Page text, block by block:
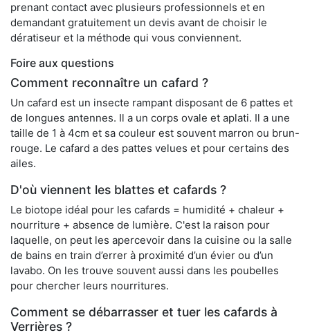
prenant contact avec plusieurs professionnels et en
demandant gratuitement un devis avant de choisir le
dératiseur et la méthode qui vous conviennent.
Foire aux questions
Comment reconnaître un cafard ?
Un cafard est un insecte rampant disposant de 6 pattes et
de longues antennes. Il a un corps ovale et aplati. Il a une
taille de 1 à 4cm et sa couleur est souvent marron ou brun-
rouge. Le cafard a des pattes velues et pour certains des
ailes.
D'où viennent les blattes et cafards ?
Le biotope idéal pour les cafards = humidité + chaleur +
nourriture + absence de lumière. C'est la raison pour
laquelle, on peut les apercevoir dans la cuisine ou la salle
de bains en train d’errer à proximité d’un évier ou d’un
lavabo. On les trouve souvent aussi dans les poubelles
pour chercher leurs nourritures.
Comment se débarrasser et tuer les cafards à
Verrières ?